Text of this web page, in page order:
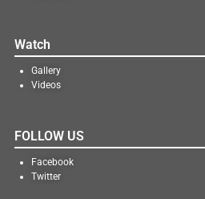
Watch
Gallery
Videos
FOLLOW US
Facebook
Twitter